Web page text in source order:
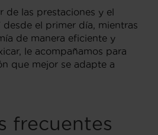
de las prestaciones y el
el primer día, mientras
de manera eficiente y
le acompañamos para
que mejor se adapte a
frecuentes